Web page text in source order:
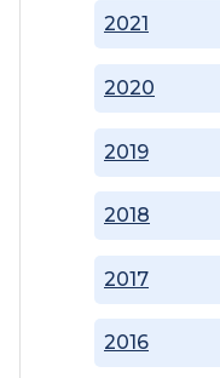
2016
2017
2018
2019
2020
2021